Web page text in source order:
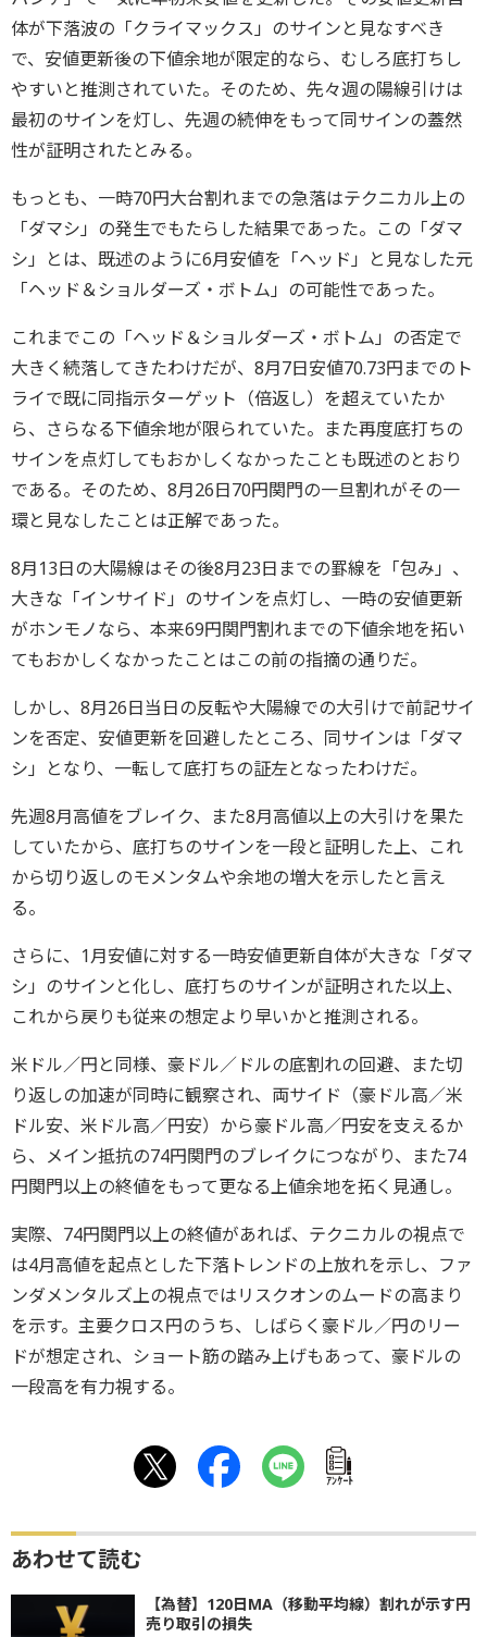
体が下落波の「クライマックス」のサインと見なすべき
で、安値更新後の下値余地が限定的なら、むしろ底打ちし
やすいと推測されていた。そのため、先々週の陽線引けは
最初のサインを灯し、先週の続伸をもって同サインの蓋然
性が証明されたとみる。
もっとも、一時70円大台割れまでの急落はテクニカル上の
「ダマシ」の発生でもたらした結果であった。この「ダマ
シ」とは、既述のように6月安値を「ヘッド」と見なした元
「ヘッド＆ショルダーズ・ボトム」の可能性であった。
これまでこの「ヘッド＆ショルダーズ・ボトム」の否定で
大きく続落してきたわけだが、8月7日安値70.73円までのト
ライで既に同指示ターゲット（倍返し）を超えていたか
ら、さらなる下値余地が限られていた。また再度底打ちの
サインを点灯してもおかしくなかったことも既述のとおり
である。そのため、8月26日70円関門の一旦割れがその一
環と見なしたことは正解であった。
8月13日の大陽線はその後8月23日までの罫線を「包み」、
大きな「インサイド」のサインを点灯し、一時の安値更新
がホンモノなら、本来69円関門割れまでの下値余地を拓い
てもおかしくなかったことはこの前の指摘の通りだ。
しかし、8月26日当日の反転や大陽線での大引けで前記サイ
ンを否定、安値更新を回避したところ、同サインは「ダマ
シ」となり、一転して底打ちの証左となったわけだ。
先週8月高値をブレイク、また8月高値以上の大引けを果た
していたから、底打ちのサインを一段と証明した上、これ
から切り返しのモメンタムや余地の増大を示したと言え
る。
さらに、1月安値に対する一時安値更新自体が大きな「ダマ
シ」のサインと化し、底打ちのサインが証明された以上、
これから戻りも従来の想定より早いかと推測される。
米ドル／円と同様、豪ドル／ドルの底割れの回避、また切
り返しの加速が同時に観察され、両サイド（豪ドル高／米
ドル安、米ドル高／円安）から豪ドル高／円安を支えるか
ら、メイン抵抗の74円関門のブレイクにつながり、また74
円関門以上の終値をもって更なる上値余地を拓く見通し。
実際、74円関門以上の終値があれば、テクニカルの視点で
は4月高値を起点とした下落トレンドの上放れを示し、ファ
ンダメンタルズ上の視点ではリスクオンのムードの高まり
を示す。主要クロス円のうち、しばらく豪ドル／円のリー
ドが想定され、ショート筋の踏み上げもあって、豪ドルの
一段高を有力視する。
ｱﾝｹｰﾄ
あわせて読む
【為替】120日MA（移動平均線）割れが示す円
売り取引の損失